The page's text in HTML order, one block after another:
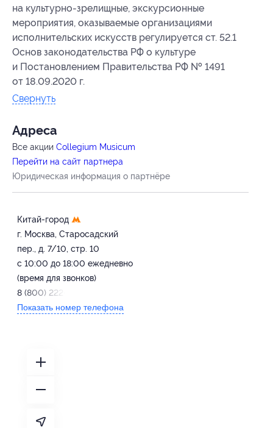
на культурно-зрелищные, экскурсионные
мероприятия, оказываемые организациями
исполнительских искусств регулируется ст. 52.1
Основ законодательства РФ о культуре
и Постановлением Правительства РФ № 1491
от 18.09.2020 г.
Свернуть
Адресa
Все акции Collegium Musicum
Перейти на сайт партнера
Юридическая информация о партнёре
Китай-город
г. Москва, Старосадский
пер., д. 7/10, стр. 10
с 10:00 до 18:00 ежедневно
(время для звонков)
8 (800) 222-61-00
Показать номер телефона